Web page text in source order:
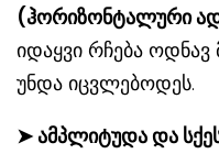
(ჰორიზონტალური
იდაყვი რჩება
უნდა იცვლებოდეს.
➤ ამპლიტუდა და